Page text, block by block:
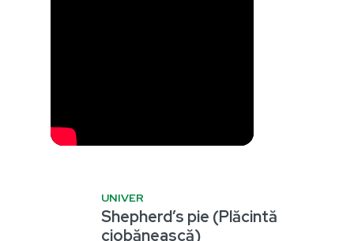
UNIVER
Shepherd’s pie (Plăcintă
ciobănească)